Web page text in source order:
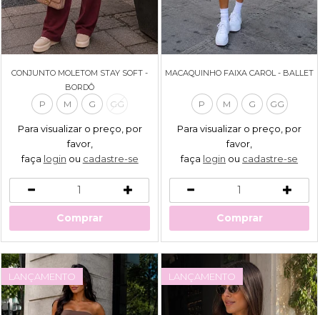
CONJUNTO MOLETOM STAY SOFT -
BORDÔ
P M G GG
Para visualizar o preço, por
favor,
faça login ou cadastre-se
Comprar
MACAQUINHO FAIXA CAROL - BALLET
P M G GG
Para visualizar o preço, por
favor,
faça login ou cadastre-se
Comprar
LANÇAMENTO LANÇAMENTO